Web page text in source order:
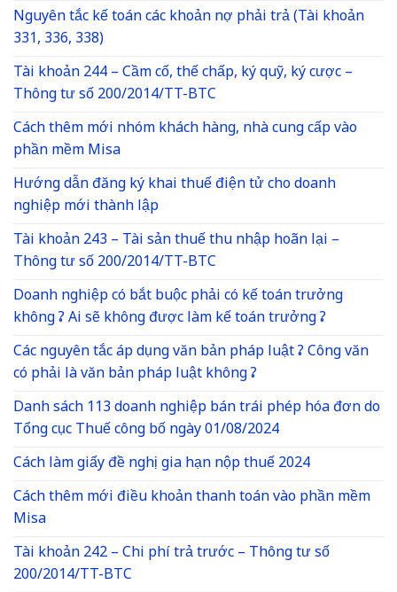
Nguyên tắc kế toán các khoản nợ phải trả (Tài khoản
331, 336, 338)
Tài khoản 244 – Cầm cố, thế chấp, ký quỹ, ký cược –
Thông tư số 200/2014/TT-BTC
Cách thêm mới nhóm khách hàng, nhà cung cấp vào
phần mềm Misa
Hướng dẫn đăng ký khai thuế điện tử cho doanh
nghiệp mới thành lập
Tài khoản 243 – Tài sản thuế thu nhập hoãn lại –
Thông tư số 200/2014/TT-BTC
Doanh nghiệp có bắt buộc phải có kế toán trưởng
không ? Ai sẽ không được làm kế toán trưởng ?
Các nguyên tắc áp dụng văn bản pháp luật ? Công văn
có phải là văn bản pháp luật không ?
Danh sách 113 doanh nghiệp bán trái phép hóa đơn do
Tổng cục Thuế công bố ngày 01/08/2024
Cách làm giấy đề nghị gia hạn nộp thuế 2024
Cách thêm mới điều khoản thanh toán vào phần mềm
Misa
Tài khoản 242 – Chi phí trả trước – Thông tư số
200/2014/TT-BTC